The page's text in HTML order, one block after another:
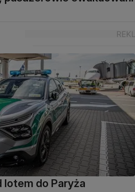
lotem do Paryża